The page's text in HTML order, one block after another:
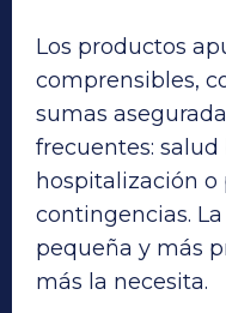
Los productos
comprensibles,
sumas
frecuentes: salud
hospitalización
contingencias.
pequeña y más
más la necesita.